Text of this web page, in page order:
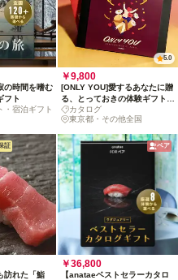
の時間を嗜む
フト
・宿泊ギフト
5.0
￥9,800
[ONLY YOU]愛するあなたに贈
る、とっておきの体験ギフトコ
レクション
カタログ
東京都・その他全国
証
訪れた「鮨
ペア
￥36,800
【anataeベストセラーカタロ